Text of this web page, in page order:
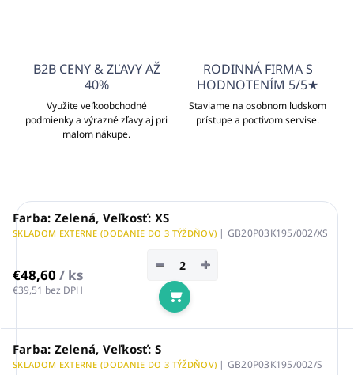
B2B CENY & ZĽAVY AŽ
40%
Využite veľkoobchodné
podmienky a výrazné zľavy aj pri
malom nákupe.
RODINNÁ FIRMA S
HODNOTENÍM 5/5★
Staviame na osobnom ľudskom
prístupe a poctivom servise.
Farba: Zelená, Veľkosť: XS
SKLADOM EXTERNE (DODANIE DO 3 TÝŽDŇOV) | GB20P03K195/002/XS
€48,60 / ks
€39,51 bez DPH
+
−
Do košíka
Farba: Zelená, Veľkosť: S
SKLADOM EXTERNE (DODANIE DO 3 TÝŽDŇOV) | GB20P03K195/002/S